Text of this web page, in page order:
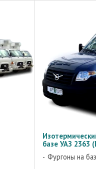
базе УАЗ 2363
Фургоны на